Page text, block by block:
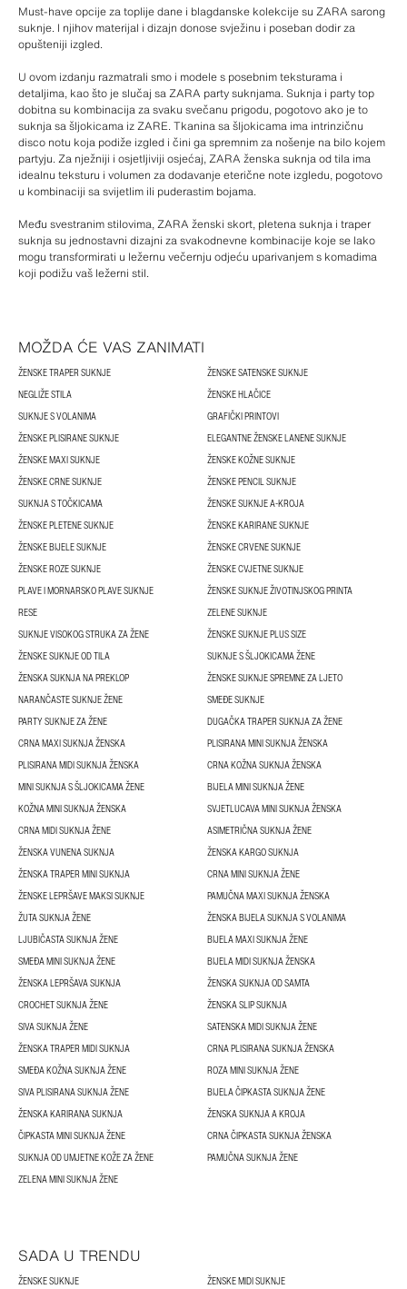
Must-have opcije za toplije dane i blagdanske kolekcije su ZARA sarong
suknje. I njihov materijal i dizajn donose svježinu i poseban dodir za
opušteniji izgled.
U ovom izdanju razmatrali smo i modele s posebnim teksturama i
detaljima, kao što je slučaj sa ZARA party suknjama. Suknja i party top
dobitna su kombinacija za svaku svečanu prigodu, pogotovo ako je to
suknja sa šljokicama iz ZARE. Tkanina sa šljokicama ima intrinzičnu
disco notu koja podiže izgled i čini ga spremnim za nošenje na bilo kojem
partyju. Za nježniji i osjetljiviji osjećaj, ZARA ženska suknja od tila ima
idealnu teksturu i volumen za dodavanje eterične note izgledu, pogotovo
u kombinaciji sa svijetlim ili puderastim bojama.
Među svestranim stilovima, ZARA ženski skort, pletena suknja i traper
suknja su jednostavni dizajni za svakodnevne kombinacije koje se lako
mogu transformirati u ležernu večernju odjeću uparivanjem s komadima
koji podižu vaš ležerni stil.
MOŽDA ĆE VAS ZANIMATI
ŽENSKE TRAPER SUKNJE
ŽENSKE SATENSKE SUKNJE
NEGLIŽE STILA
ŽENSKE HLAČICE
SUKNJE S VOLANIMA
GRAFIČKI PRINTOVI
ŽENSKE PLISIRANE SUKNJE
ELEGANTNE ŽENSKE LANENE SUKNJE
ŽENSKE MAXI SUKNJE
ŽENSKE KOŽNE SUKNJE
ŽENSKE CRNE SUKNJE
ŽENSKE PENCIL SUKNJE
SUKNJA S TOČKICAMA
ŽENSKE SUKNJE A-KROJA
ŽENSKE PLETENE SUKNJE
ŽENSKE KARIRANE SUKNJE
ŽENSKE BIJELE SUKNJE
ŽENSKE CRVENE SUKNJE
ŽENSKE ROZE SUKNJE
ŽENSKE CVJETNE SUKNJE
PLAVE I MORNARSKO PLAVE SUKNJE
ŽENSKE SUKNJE ŽIVOTINJSKOG PRINTA
RESE
ZELENE SUKNJE
SUKNJE VISOKOG STRUKA ZA ŽENE
ŽENSKE SUKNJE PLUS SIZE
ŽENSKE SUKNJE OD TILA
SUKNJE S ŠLJOKICAMA ŽENE
ŽENSKA SUKNJA NA PREKLOP
ŽENSKE SUKNJE SPREMNE ZA LJETO
NARANČASTE SUKNJE ŽENE
SMEĐE SUKNJE
PARTY SUKNJE ZA ŽENE
DUGAČKA TRAPER SUKNJA ZA ŽENE
CRNA MAXI SUKNJA ŽENSKA
PLISIRANA MINI SUKNJA ŽENSKA
PLISIRANA MIDI SUKNJA ŽENSKA
CRNA KOŽNA SUKNJA ŽENSKA
MINI SUKNJA S ŠLJOKICAMA ŽENE
BIJELA MINI SUKNJA ŽENE
KOŽNA MINI SUKNJA ŽENSKA
SVJETLUCAVA MINI SUKNJA ŽENSKA
CRNA MIDI SUKNJA ŽENE
ASIMETRIČNA SUKNJA ŽENE
ŽENSKA VUNENA SUKNJA
ŽENSKA KARGO SUKNJA
ŽENSKA TRAPER MINI SUKNJA
CRNA MINI SUKNJA ŽENE
ŽENSKE LEPRŠAVE MAKSI SUKNJE
PAMUČNA MAXI SUKNJA ŽENSKA
ŽUTA SUKNJA ŽENE
ŽENSKA BIJELA SUKNJA S VOLANIMA
LJUBIČASTA SUKNJA ŽENE
BIJELA MAXI SUKNJA ŽENE
SMEĐA MINI SUKNJA ŽENE
BIJELA MIDI SUKNJA ŽENSKA
ŽENSKA LEPRŠAVA SUKNJA
ŽENSKA SUKNJA OD SAMTA
CROCHET SUKNJA ŽENE
ŽENSKA SLIP SUKNJA
SIVA SUKNJA ŽENE
SATENSKA MIDI SUKNJA ŽENE
ŽENSKA TRAPER MIDI SUKNJA
CRNA PLISIRANA SUKNJA ŽENSKA
SMEĐA KOŽNA SUKNJA ŽENE
ROZA MINI SUKNJA ŽENE
SIVA PLISIRANA SUKNJA ŽENE
BIJELA ČIPKASTA SUKNJA ŽENE
ŽENSKA KARIRANA SUKNJA
ŽENSKA SUKNJA A KROJA
ČIPKASTA MINI SUKNJA ŽENE
CRNA ČIPKASTA SUKNJA ŽENSKA
SUKNJA OD UMJETNE KOŽE ZA ŽENE
PAMUČNA SUKNJA ŽENE
ZELENA MINI SUKNJA ŽENE
SADA U TRENDU
ŽENSKE SUKNJE
ŽENSKE MIDI SUKNJE